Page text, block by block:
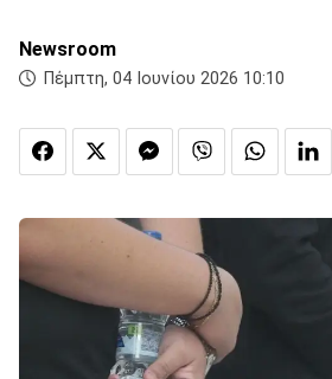
Newsroom
Πέμπτη, 04 Ιουνίου 2026 10:10